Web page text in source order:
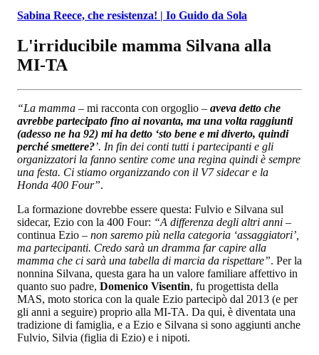
Sabina Reece, che resistenza! | Io Guido da Sola
L'irriducibile mamma Silvana alla
MI-TA
“La mamma – mi racconta con orgoglio – aveva detto che
avrebbe partecipato fino ai novanta, ma una volta raggiunti
(adesso ne ha 92) mi ha detto ‘sto bene e mi diverto, quindi
perché smettere?’. In fin dei conti tutti i partecipanti e gli
organizzatori la fanno sentire come una regina quindi è sempre
una festa. Ci stiamo organizzando con il V7 sidecar e la
Honda 400 Four”.
La formazione dovrebbe essere questa: Fulvio e Silvana sul
sidecar, Ezio con la 400 Four: “A differenza degli altri anni –
continua Ezio – non saremo più nella categoria ‘assaggiatori’,
ma partecipanti. Credo sarà un dramma far capire alla
mamma che ci sarà una tabella di marcia da rispettare”. Per la
nonnina Silvana, questa gara ha un valore familiare affettivo in
quanto suo padre, Domenico Visentin, fu progettista della
MAS, moto storica con la quale Ezio partecipò dal 2013 (e per
gli anni a seguire) proprio alla MI-TA. Da qui, è diventata una
tradizione di famiglia, e a Ezio e Silvana si sono aggiunti anche
Fulvio, Silvia (figlia di Ezio) e i nipoti.